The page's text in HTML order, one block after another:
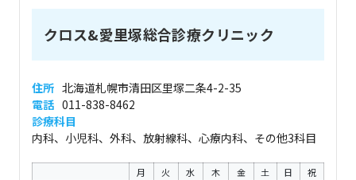
クロス&愛里塚総合診療クリニック
住所 北海道札幌市清田区里塚二条4-2-35
電話 011-838-8462
診療科目
内科、小児科、外科、放射線科、心療内科、その他3科目
月 火 水 木 金 土 日 祝